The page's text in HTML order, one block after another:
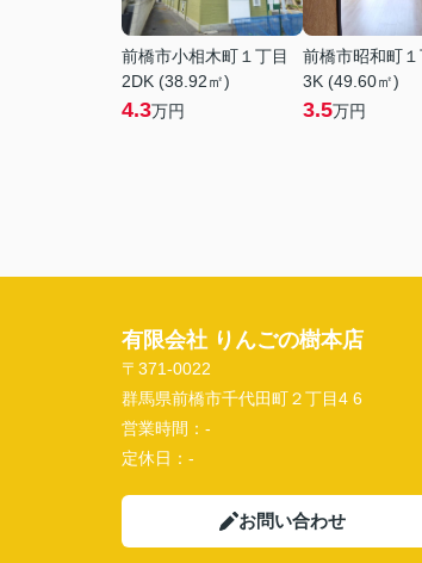
前橋市小相木町１丁目
2DK (38.92㎡)
4.3万円
前橋市昭和町１
3K (49.60㎡)
3.5万円
有限会社 りんごの樹本店
〒371-0022
群馬県前橋市千代田町２丁目4 6
営業時間： -
定休日： -
お問い合わせ